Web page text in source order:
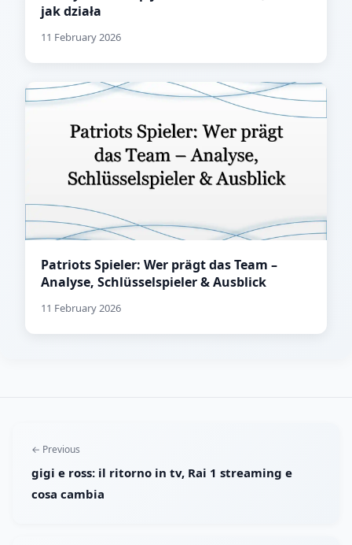
jak działa
11 February 2026
Patriots Spieler: Wer prägt das Team –
Analyse, Schlüsselspieler & Ausblick
11 February 2026
← Previous
gigi e ross: il ritorno in tv, Rai 1 streaming e
cosa cambia